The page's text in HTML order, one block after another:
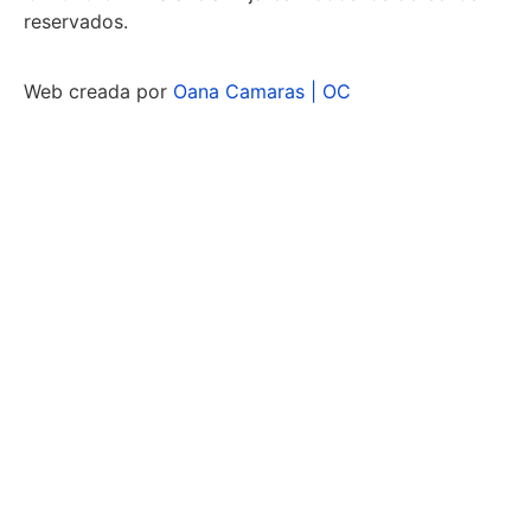
reservados.
Web creada por Oana Camaras | OC